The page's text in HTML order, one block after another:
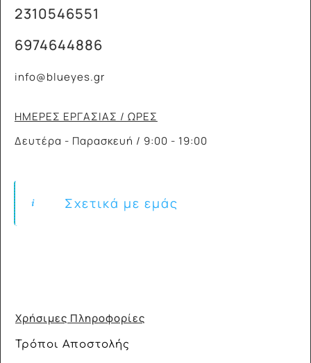
2310546551
6974644886
info@blueyes.gr
ΗΜΕΡΕΣ ΕΡΓΑΣΙΑΣ / ΩΡΕΣ
Δευτέρα - Παρασκευή / 9:00 - 19:00
Σχετικά με εμάς
Χρήσιμες Πληροφορίες
Τρόποι Αποστολής